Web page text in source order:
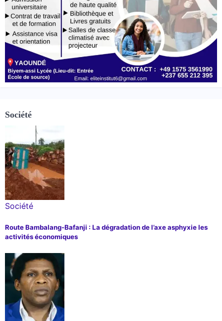
Société
Société
Route Bambalang-Bafanji : La dégradation de l’axe asphyxie les
activités économiques